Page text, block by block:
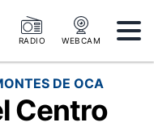
RADIO WEBCAM
DE OCA
Centro